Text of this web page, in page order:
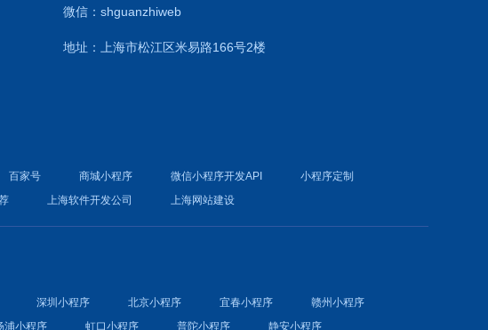
微信：shguanzhiweb
地址：上海市松江区米易路166号2楼
百家号 商城小程序 微信小程序开发API
小程序定制
上海软件开发公司 上海网站建设
深圳小程序 北京小程序 宜春小程序
赣州小程序
浦小程序 虹口小程序 普陀小程序 静安小程序